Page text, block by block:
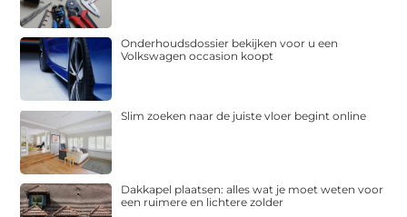
Onderhoudsdossier bekijken voor u een
Volkswagen occasion koopt
Slim zoeken naar de juiste vloer begint online
Dakkapel plaatsen: alles wat je moet weten voor
een ruimere en lichtere zolder